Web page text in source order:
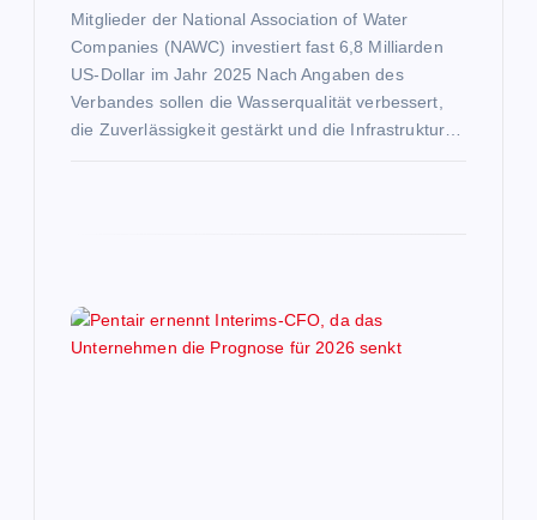
Mitglieder der National Association of Water
Companies (NAWC) investiert fast 6,8 Milliarden
US-Dollar im Jahr 2025 Nach Angaben des
Verbandes sollen die Wasserqualität verbessert,
die Zuverlässigkeit gestärkt und die Infrastruktur…